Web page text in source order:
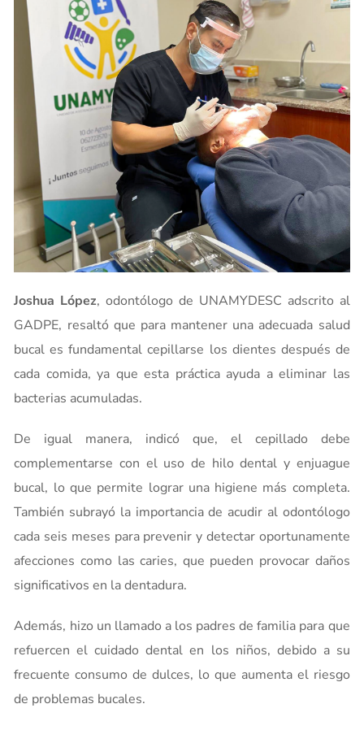
Joshua López, odontólogo de UNAMYDESC adscrito al
GADPE, resaltó que para mantener una adecuada salud
bucal es fundamental cepillarse los dientes después de
cada comida, ya que esta práctica ayuda a eliminar las
bacterias acumuladas.
De igual manera, indicó que, el cepillado debe
complementarse con el uso de hilo dental y enjuague
bucal, lo que permite lograr una higiene más completa.
También subrayó la importancia de acudir al odontólogo
cada seis meses para prevenir y detectar oportunamente
afecciones como las caries, que pueden provocar daños
significativos en la dentadura.
Además, hizo un llamado a los padres de familia para que
refuercen el cuidado dental en los niños, debido a su
frecuente consumo de dulces, lo que aumenta el riesgo
de problemas bucales.